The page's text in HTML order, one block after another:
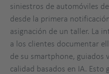
siniestros de automóviles
desde la primera
asignación de un taller. La
a los clientes documentar
de su smartphone, guiados
calidad basados en IA. Esto